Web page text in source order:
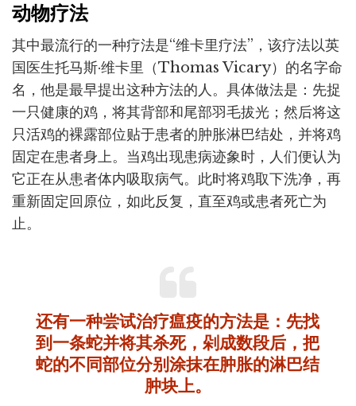
动物疗法
其中最流行的一种疗法是“维卡里疗法”，该疗法以英
国医生托马斯·维卡里（Thomas Vicary）的名字命
名，他是最早提出这种方法的人。具体做法是：先捉
一只健康的鸡，将其背部和尾部羽毛拔光；然后将这
只活鸡的裸露部位贴于患者的肿胀淋巴结处，并将鸡
固定在患者身上。当鸡出现患病迹象时，人们便认为
它正在从患者体内吸取病气。此时将鸡取下洗净，再
重新固定回原位，如此反复，直至鸡或患者死亡为
止。
还有一种尝试治疗瘟疫的方法是：先找
到一条蛇并将其杀死，剁成数段后，把
蛇的不同部位分别涂抹在肿胀的淋巴结
肿块上。